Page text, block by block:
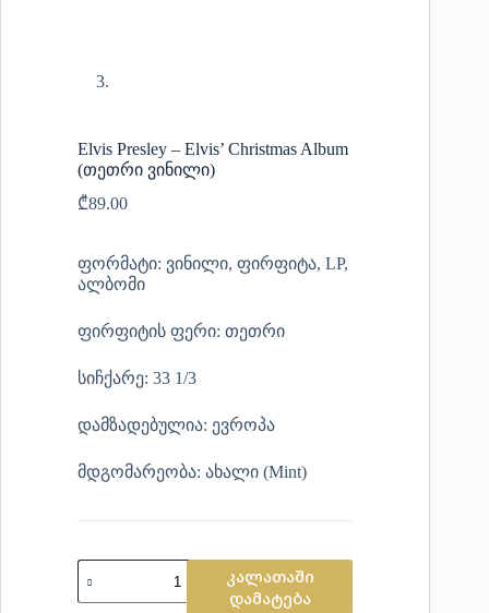
Elvis Presley – Elvis’ Christmas Album
(თეთრი ვინილი)
₾89.00
ფორმატი: ვინილი, ფირფიტა, LP,
ალბომი
ფირფიტის ფერი: თეთრი
სიჩქარე: 33 1/3
დამზადებულია: ევროპა
მდგომარეობა: ახალი (Mint)
კალათაში
დამატება